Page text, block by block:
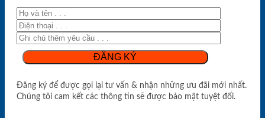
Đăng ký để được gọi lại tư vấn & nhận những ưu đãi mới nhất.
Chúng tôi cam kết các thông tin sẽ được bảo mật tuyệt đối.